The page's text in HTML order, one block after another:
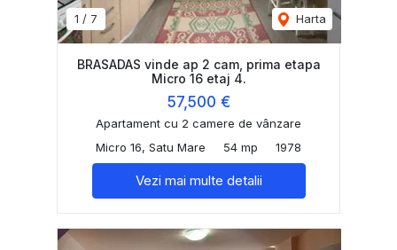
1 / 7 Harta
BRASADAS vinde ap 2 cam, prima etapa
Micro 16 etaj 4.
57,500 €
Apartament cu 2 camere de vânzare
Micro 16, Satu Mare
54 mp 1978
Vezi mai multe detalii